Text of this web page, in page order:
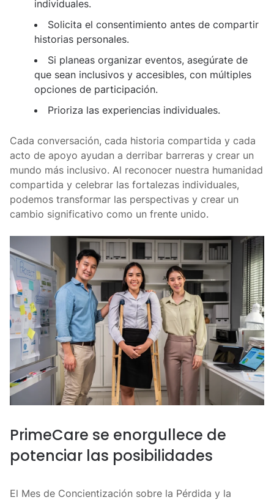
individuales.
Solicita el consentimiento antes de compartir
historias personales.
Si planeas organizar eventos, asegúrate de
que sean inclusivos y accesibles, con múltiples
opciones de participación.
Prioriza las experiencias individuales.
Cada conversación, cada historia compartida y cada
acto de apoyo ayudan a derribar barreras y crear un
mundo más inclusivo. Al reconocer nuestra humanidad
compartida y celebrar las fortalezas individuales,
podemos transformar las perspectivas y crear un
cambio significativo como un frente unido.
PrimeCare se enorgullece de
potenciar las posibilidades
El Mes de Concientización sobre la Pérdida y la